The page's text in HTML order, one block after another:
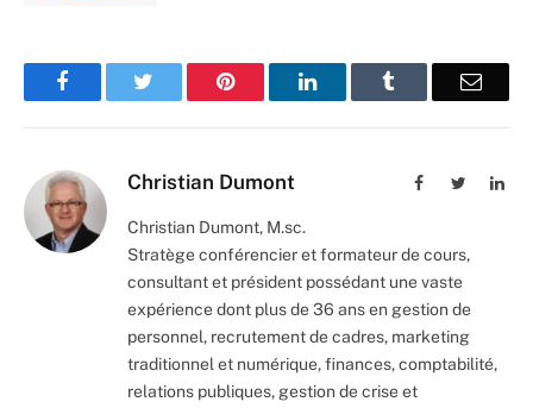
Facebook Pinterest LinkedIn Email
Christian Dumont FacebookTwitter
Christian Dumont, M.sc.
Stratège conférencier et formateur de cours,
consultant et président possédant une vaste
expérience dont plus de 36 ans en gestion de
personnel, recrutement de cadres, marketing
traditionnel et numérique, finances, comptabilité,
relations publiques, gestion de crise et